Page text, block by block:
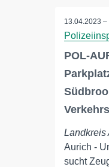
13.04.2023 –
POL-
Landkreis
Aurich -
sucht